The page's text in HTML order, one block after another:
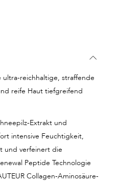
ultra-reichhaltige, straffende
reife Haut tiefgreifend
Extrakt und
intensive Feuchtigkeit,
und verfeinert die
Peptide Technologie
Collagen-Aminosäure-